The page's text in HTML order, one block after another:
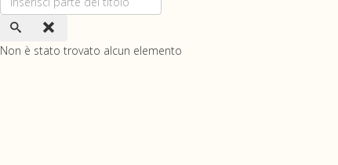
Non è stato trovato alcun elemento